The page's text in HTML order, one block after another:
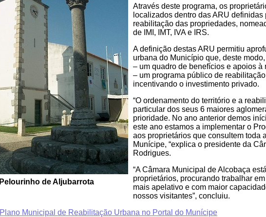
Pelourinho de Aljubarrota
Através deste programa, os
localizados dentro das ARU
reabilitação das propriedades,
de IMI, IMT, IVA e IRS.
A definição destas ARU permitiu
urbana do Município que, deste
– um quadro de benefícios e apoios à
– um programa público de
incentivando o investimento privado.
“O ordenamento do território e a
particular dos seus 6 maiores
prioridade. No ano anterior demos
este ano estamos a implementar o
aos proprietários que consultem toda
Munícipe, “explica o presidente da
Rodrigues.
“A Câmara Municipal de Alcobaça
proprietários, procurando trabalhar
mais apelativo e com maior
nossos visitantes”, concluiu.
Plano Municipal de Reabilitação Urbana no Portal do Munícipe